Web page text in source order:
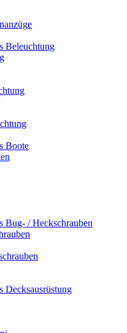
Beleuchtung
Boote
Bug- / Heckschrauben
Decksausrüstung